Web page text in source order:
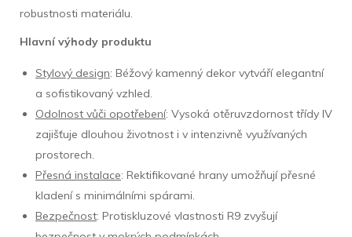
robustnosti materiálu.
Hlavní výhody produktu
Stylový design: Béžový kamenný dekor vytváří elegantní
a sofistikovaný vzhled.
Odolnost vůči opotřebení: Vysoká otěruvzdornost třídy IV
zajišťuje dlouhou životnost i v intenzivně využívaných
prostorech.
Přesná instalace: Rektifikované hrany umožňují přesné
kladení s minimálními spárami.
Bezpečnost: Protiskluzové vlastnosti R9 zvyšují